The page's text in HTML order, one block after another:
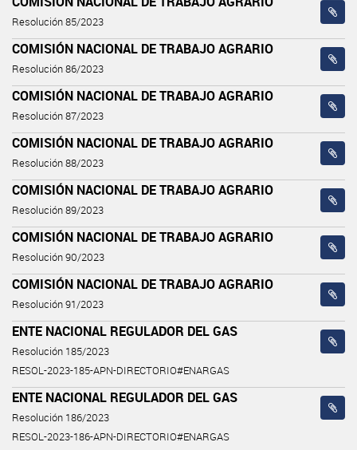
Resolución 85/2023
COMISIÓN NACIONAL DE TRABAJO AGRARIO
Resolución 86/2023
COMISIÓN NACIONAL DE TRABAJO AGRARIO
Resolución 87/2023
COMISIÓN NACIONAL DE TRABAJO AGRARIO
Resolución 88/2023
COMISIÓN NACIONAL DE TRABAJO AGRARIO
Resolución 89/2023
COMISIÓN NACIONAL DE TRABAJO AGRARIO
Resolución 90/2023
COMISIÓN NACIONAL DE TRABAJO AGRARIO
Resolución 91/2023
ENTE NACIONAL REGULADOR DEL GAS
Resolución 185/2023
RESOL-2023-185-APN-DIRECTORIO#ENARGAS
ENTE NACIONAL REGULADOR DEL GAS
Resolución 186/2023
RESOL-2023-186-APN-DIRECTORIO#ENARGAS